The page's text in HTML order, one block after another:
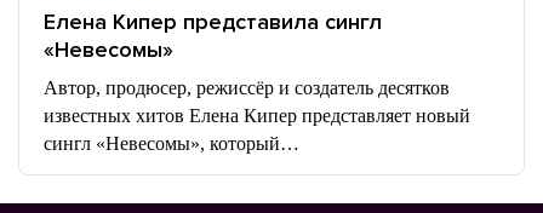
Елена Кипер представила сингл
«Невесомы»
Автор, продюсер, режиссёр и создатель десятков
известных хитов Елена Кипер представляет новый
сингл «Невесомы», который…